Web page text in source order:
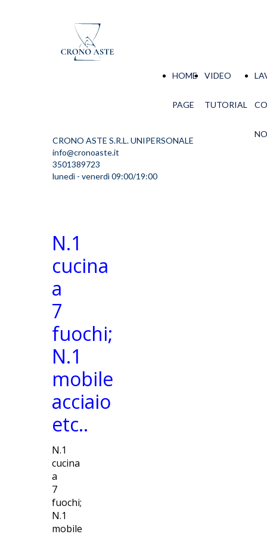
CRONO ASTE S.R.L. UNIPERSONALE
info@cronoaste.it
3501389723
lunedì - venerdì 09:00/19:00
HOME
PAGE
VIDEO
TUTORIAL
N.1
cucina
a
7
fuochi;
N.1
mobile
acciaio
etc..
N.1
cucina
a
7
fuochi;
N.1
mobile